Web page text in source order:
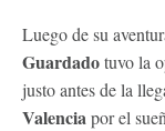
Luego de su
Guardadotuvo la
justo antes de la
Valenciapor el